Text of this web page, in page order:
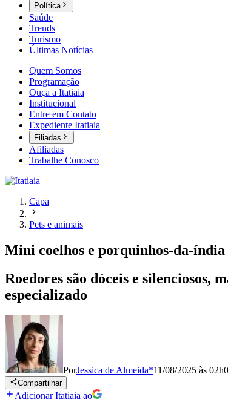
Política
Saúde
Trends
Turismo
Últimas Notícias
Quem Somos
Programação
Ouça a Itatiaia
Institucional
Entre em Contato
Expediente Itatiaia
Filiadas
Afiliadas
Trabalhe Conosco
Capa
Pets e animais
Mini coelhos e porquinhos-da-índia
Roedores são dóceis e silenciosos,
especializado
PorJessica de Almeida*11/08/2025 às
Compartilhar
Adicionar Itatiaia ao